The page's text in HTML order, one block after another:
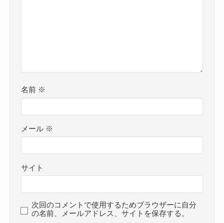
名前 ※
メール ※
サイト
次回のコメントで使用するためブラウザーに自分
の名前、メールアドレス、サイトを保存する。